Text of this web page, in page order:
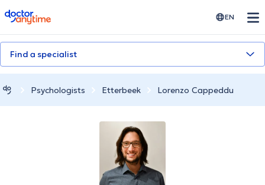
doctoranytime EN
Find a specialist
Psychologists Etterbeek Lorenzo Cappeddu